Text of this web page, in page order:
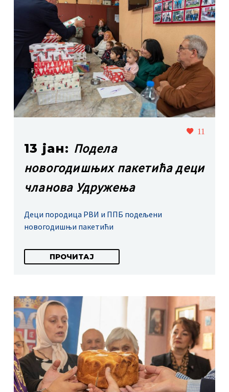
11
13 јан: Подела
новогодишњих пакетића деци
чланова Удружења
Деци породица РВИ и ППБ подељени
новогодишњи пакетићи
ПРОЧИТАЈ